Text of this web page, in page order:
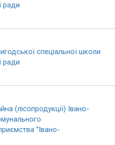
ради
спеціальної школи
ради
(лісопродукції) Івано-
“Івано-